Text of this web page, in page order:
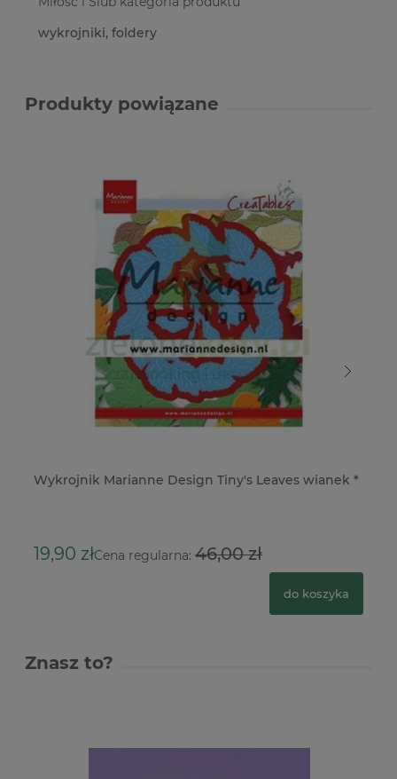
wykrojniki, foldery
Produkty powiązane
Wykrojnik Marianne Design Tiny's Leaves wianek *
19,90 złCena regularna: 46,00 zł
do koszyka
Znasz to?